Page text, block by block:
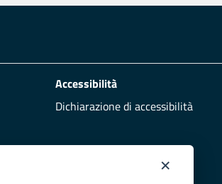
Accessibilità
Dichiarazione di accessibilità
×